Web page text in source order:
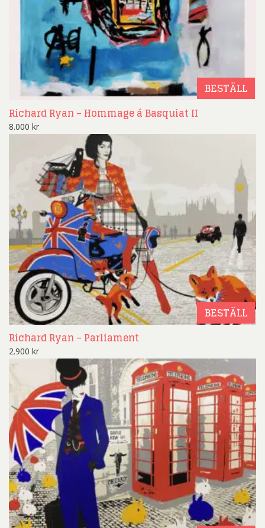
BESTÄLL
Richard Ryan – Hommage á Basquiat II
8.000 kr
BESTÄLL
Richard Ryan – Parliament
2.900 kr